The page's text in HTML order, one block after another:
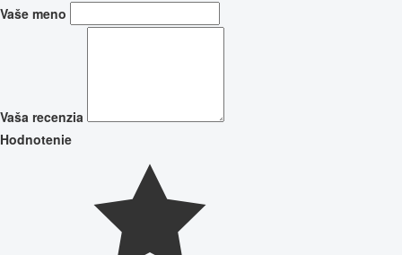
Vaše meno
Vaša recenzia
Hodnotenie